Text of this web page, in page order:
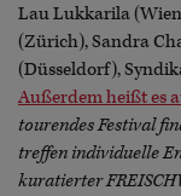
Lau Lukkarila
(Zürich), Sandra
(Düsseldorf),
Außerdem heißt es
tourendes Festival
treffen individuelle
kuratierter